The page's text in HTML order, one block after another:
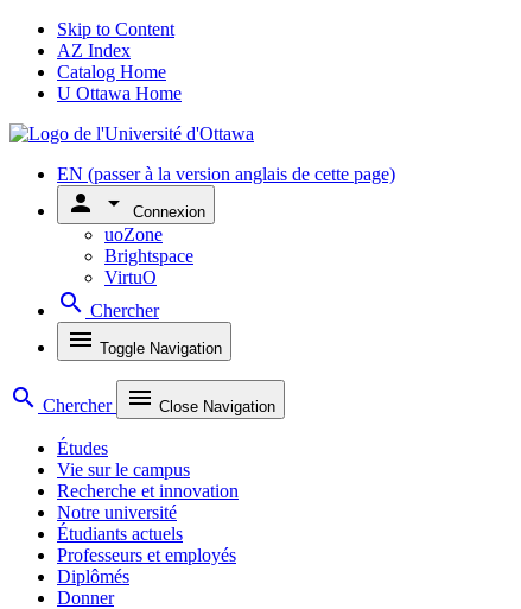
Skip to Content
AZ Index
Catalog Home
U Ottawa Home
EN (passer à la version anglais de cette page)
person arrow_drop_down Connexion
uoZone
Brightspace
VirtuO
search Chercher
menu Toggle Navigation
search Chercher menu Close Navigation
Études
Vie sur le campus
Recherche et innovation
Notre université
Étudiants actuels
Professeurs et employés
Diplômés
Donner